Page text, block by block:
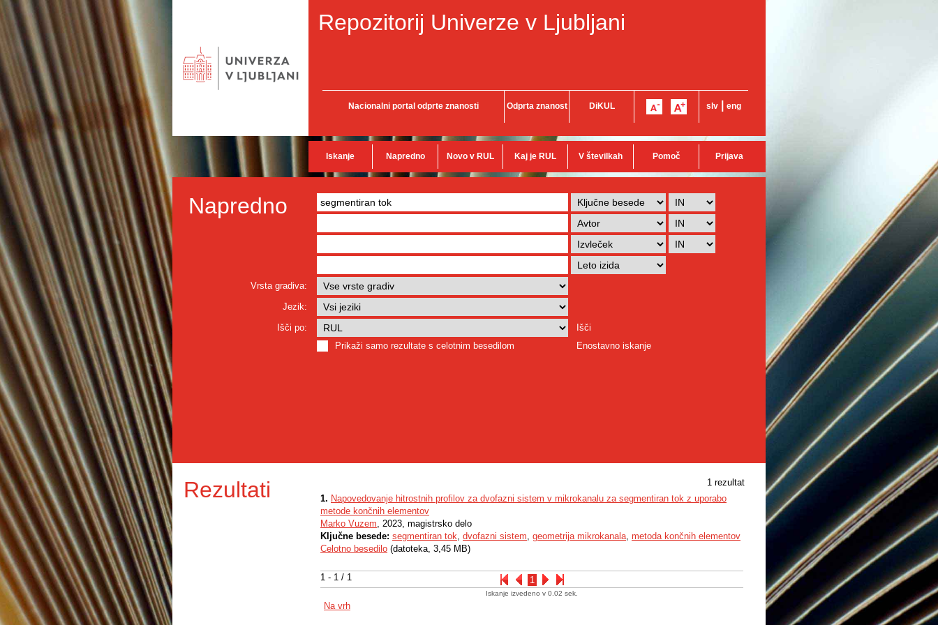
Repozitorij Univerze v Ljubljani
Nacionalni portal odprte znanosti Odprta znanost DiKUL slv eng
Iskanje Napredno Novo v RUL Kaj je RUL V številkah Pomoč Prijava
Napredno
Vrsta gradiva:
Jezik:
Išči po:
Išči
Prikaži samo rezultate s celotnim besedilom
Enostavno iskanje
Rezultati 1 rezultat
1 - 1 / 1 1
1. Napovedovanje hitrostnih profilov za dvofazni sistem v mikrokanalu za segmentiran tok z uporabo
metode končnih elementov
Marko Vuzem, 2023, magistrsko delo
Ključne besede: segmentiran tok, dvofazni sistem, geometrija mikrokanala, metoda končnih elementov
Celotno besedilo (datoteka, 3,45 MB)
Iskanje izvedeno v 0.02 sek.
Na vrh